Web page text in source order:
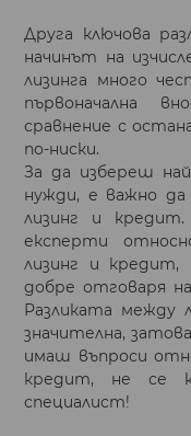
Друга ключова
начинът на
лизинга много
първоначална
сравнение с
по-ниски.
За да избереш
нужди, е важно
лизинг и
експерти
лизинг и кредит,
добре отговаря
Разликата между
значителна,
имаш въпроси
кредит, не се
специалист!